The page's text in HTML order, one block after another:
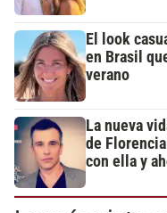
El look
en Brasil
verano
La nueva
de
con ella y